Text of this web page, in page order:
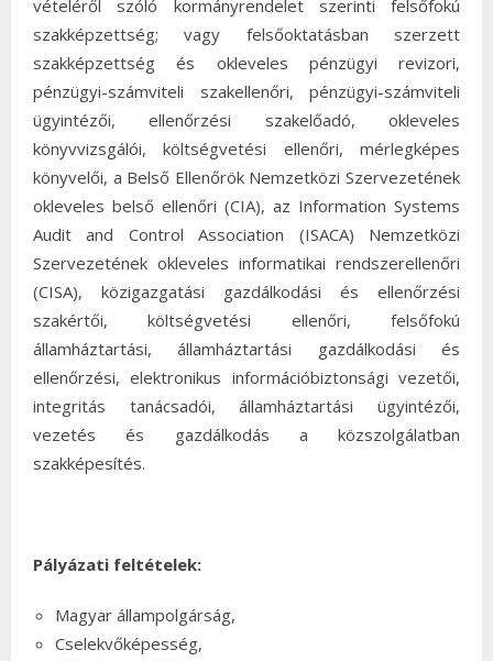
vételéről szóló kormányrendelet szerinti felsőfokú
szakképzettség; vagy felsőoktatásban szerzett
szakképzettség és okleveles pénzügyi revizori,
pénzügyi-számviteli szakellenőri, pénzügyi-számviteli
ügyintézői, ellenőrzési szakelőadó, okleveles
könyvvizsgálói, költségvetési ellenőri, mérlegképes
könyvelői, a Belső Ellenőrök Nemzetközi Szervezetének
okleveles belső ellenőri (CIA), az Information Systems
Audit and Control Association (ISACA) Nemzetközi
Szervezetének okleveles informatikai rendszerellenőri
(CISA), közigazgatási gazdálkodási és ellenőrzési
szakértői, költségvetési ellenőri, felsőfokú
államháztartási, államháztartási gazdálkodási és
ellenőrzési, elektronikus információbiztonsági vezetői,
integritás tanácsadói, államháztartási ügyintézői,
vezetés és gazdálkodás a közszolgálatban
szakképesítés.
Pályázati feltételek:
Magyar állampolgárság,
Cselekvőképesség,